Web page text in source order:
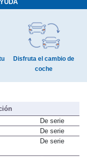
Disfruta el cambio de
coche
De serie
De serie
De serie